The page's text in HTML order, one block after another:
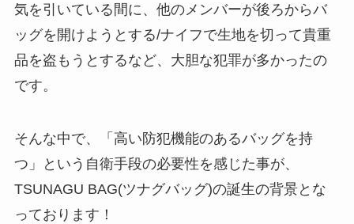
気を引いている間に、他のメンバーが後ろからバ
ッグを開けようとする/ナイフで生地を切って貴重
品を盗もうとするなど、大胆な犯罪が多かったの
です。
そんな中で、「高い防犯機能のあるバッグを持
つ」という自衛手段の必要性を感じた事が、
TSUNAGU BAG(ツナグバッグ)の誕生の背景とな
っております！